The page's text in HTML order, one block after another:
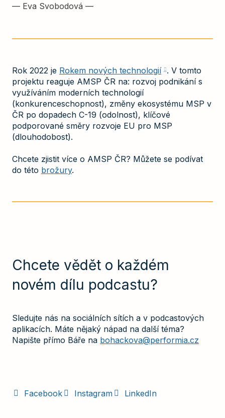
— Eva Svobodová —
Rok 2022 je Rokem nových technologií . V tomto
projektu reaguje AMSP ČR na: rozvoj podnikání s
využíváním moderních technologií
(konkurenceschopnost), změny ekosystému MSP v
ČR po dopadech C-19 (odolnost), klíčové
podporované směry rozvoje EU pro MSP
(dlouhodobost).
Chcete zjistit více o AMSP ČR? Můžete se podívat
do této brožury.
Chcete vědět o každém
novém dílu podcastu?
Sledujte nás na sociálních sítích a v podcastových
aplikacích. Máte nějaký nápad na další téma?
Napište přímo Báře na bohackova@performia.cz
Facebook Instagram LinkedIn